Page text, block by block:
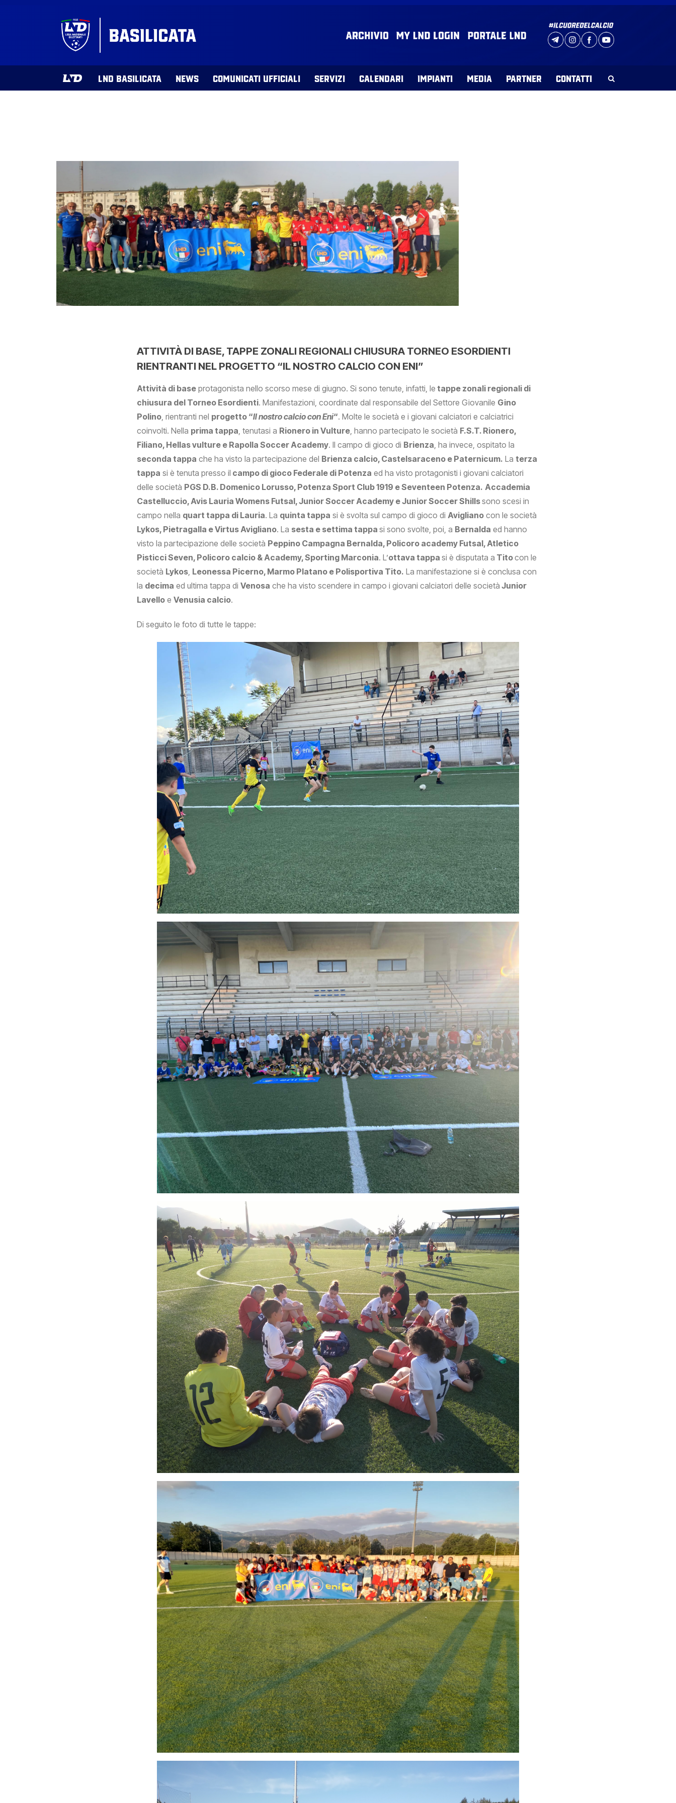
LND BASILICATA NEWS COMUNICATI UFFICIALI SERVIZI CALENDARI IMPIANTI MEDIA PARTNER CONTATTI
ATTIVITÀ DI BASE, TAPPE ZONALI REGIONALI CHIUSURA TORNEO ESORDIENTI
RIENTRANTI NEL PROGETTO “IL NOSTRO CALCIO CON ENI”
Attività di base protagonista nello scorso mese di giugno. Si sono tenute, infatti, le tappe zonali regionali di
chiusura del Torneo Esordienti. Manifestazioni, coordinate dal responsabile del Settore Giovanile Gino
Polino, rientranti nel progetto “Il nostro calcio con Eni“. Molte le società e i giovani calciatori e calciatrici
coinvolti. Nella prima tappa, tenutasi a Rionero in Vulture, hanno partecipato le società F.S.T. Rionero,
Filiano, Hellas vulture e Rapolla Soccer Academy. Il campo di gioco di Brienza, ha invece, ospitato la
seconda tappa che ha visto la partecipazione del Brienza calcio, Castelsaraceno e Paternicum. La terza
tappa si è tenuta presso il campo di gioco Federale di Potenza ed ha visto protagonisti i giovani calciatori
delle società PGS D.B. Domenico Lorusso, Potenza Sport Club 1919 e Seventeen Potenza. Accademia
Castelluccio, Avis Lauria Womens Futsal, Junior Soccer Academy e Junior Soccer Shillssono scesi in
campo nella quart tappa di Lauria. La quinta tappa si è svolta sul campo di gioco di Avigliano con le società
Lykos, Pietragalla e Virtus Avigliano. La sesta e settima tappa si sono svolte, poi, a Bernalda ed hanno
visto la partecipazione delle società Peppino Campagna Bernalda, Policoro academy Futsal, Atletico
Pisticci Seven, Policoro calcio & Academy, Sporting Marconia. L’ottava tappa si è disputata a Titocon le
società Lykos, Leonessa Picerno, Marmo Platano e Polisportiva Tito. La manifestazione si è conclusa con
la decima ed ultima tappa di Venosa che ha visto scendere in campo i giovani calciatori delle società Junior
Lavello e Venusia calcio.
Di seguito le foto di tutte le tappe: